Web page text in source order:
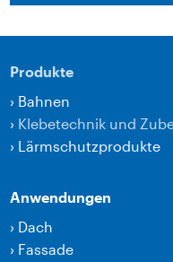
Produkte
› Bahnen
› Klebetechnik und
› Lärmschutzprodukte
Anwendungen
› Dach
› Fassade